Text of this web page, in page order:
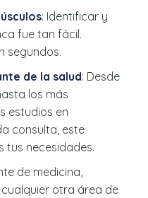
: Identificar y
fue tan fácil.
segundos.
de la salud: Desde
los más
estudios en
consulta, este
tus necesidades.
de medicina,
otra área de